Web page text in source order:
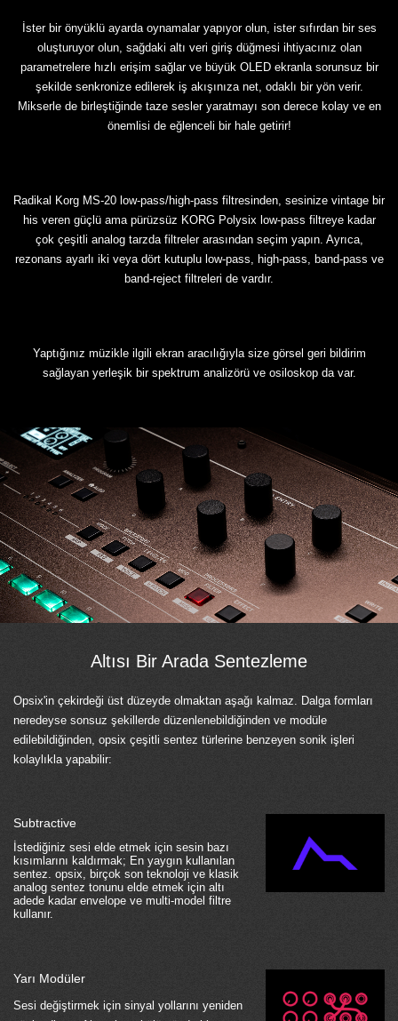
İster bir önyüklü ayarda oynamalar yapıyor olun, ister sıfırdan bir ses
oluşturuyor olun, sağdaki altı veri giriş düğmesi ihtiyacınız olan
parametrelere hızlı erişim sağlar ve büyük OLED ekranla sorunsuz bir
şekilde senkronize edilerek iş akışınıza net, odaklı bir yön verir.
Mikserle de birleştiğinde taze sesler yaratmayı son derece kolay ve en
önemlisi de eğlenceli bir hale getirir!
Radikal Korg MS-20 low-pass/high-pass filtresinden, sesinize vintage bir
his veren güçlü ama pürüzsüz KORG Polysix low-pass filtreye kadar
çok çeşitli analog tarzda filtreler arasından seçim yapın. Ayrıca,
rezonans ayarlı iki veya dört kutuplu low-pass, high-pass, band-pass ve
band-reject filtreleri de vardır.
Yaptığınız müzikle ilgili ekran aracılığıyla size görsel geri bildirim
sağlayan yerleşik bir spektrum analizörü ve osiloskop da var.
Altısı Bir Arada Sentezleme
Opsix'in çekirdeği üst düzeyde olmaktan aşağı kalmaz. Dalga formları
neredeyse sonsuz şekillerde düzenlenebildiğinden ve modüle
edilebildiğinden, opsix çeşitli sentez türlerine benzeyen sonik işleri
kolaylıkla yapabilir:
Subtractive
İstediğiniz sesi elde etmek için sesin bazı
kısımlarını kaldırmak; En yaygın kullanılan
sentez. opsix, birçok son teknoloji ve klasik
analog sentez tonunu elde etmek için altı
adede kadar envelope ve multi-model filtre
kullanır.
Yarı Modüler
Sesi değiştirmek için sinyal yollarını yeniden